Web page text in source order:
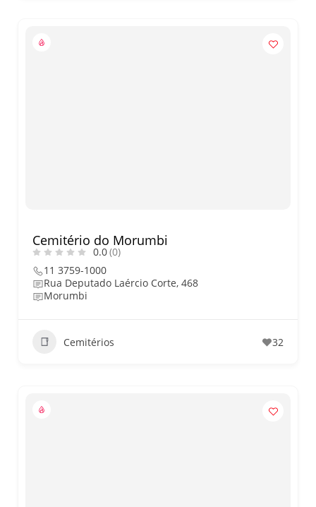
Cemitério do Morumbi
0.0(0)
11 3759-1000
Rua Deputado Laércio Corte, 468
Morumbi
Cemitérios 32